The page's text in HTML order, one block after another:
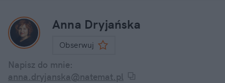
Anna Dryjańska
Obserwuj
Napisz do mnie:
anna.dryjanska@natemat.pl